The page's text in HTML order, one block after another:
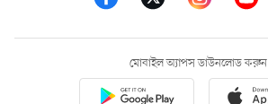
মোবাইল অ্যাপস ডাউনলোড করুন